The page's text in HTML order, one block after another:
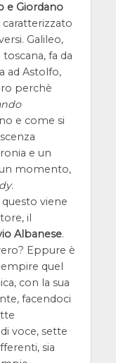
e Giordano
Galileo,
fa da
ad Astolfo,
perchè
e come si
e un
momento,
.
viene
il
Albanese.
Eppure è
quel
con la sua
facendoci
voce, sette
sia